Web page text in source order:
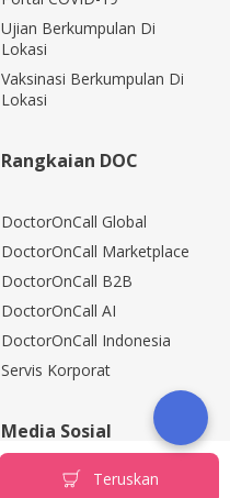
Teruskan
Ujian Berkumpulan Di
Lokasi
Vaksinasi Berkumpulan Di
Lokasi
Rangkaian DOC
DoctorOnCall Global
DoctorOnCall Marketplace
DoctorOnCall B2B
DoctorOnCall AI
DoctorOnCall Indonesia
Servis Korporat
Media Sosial